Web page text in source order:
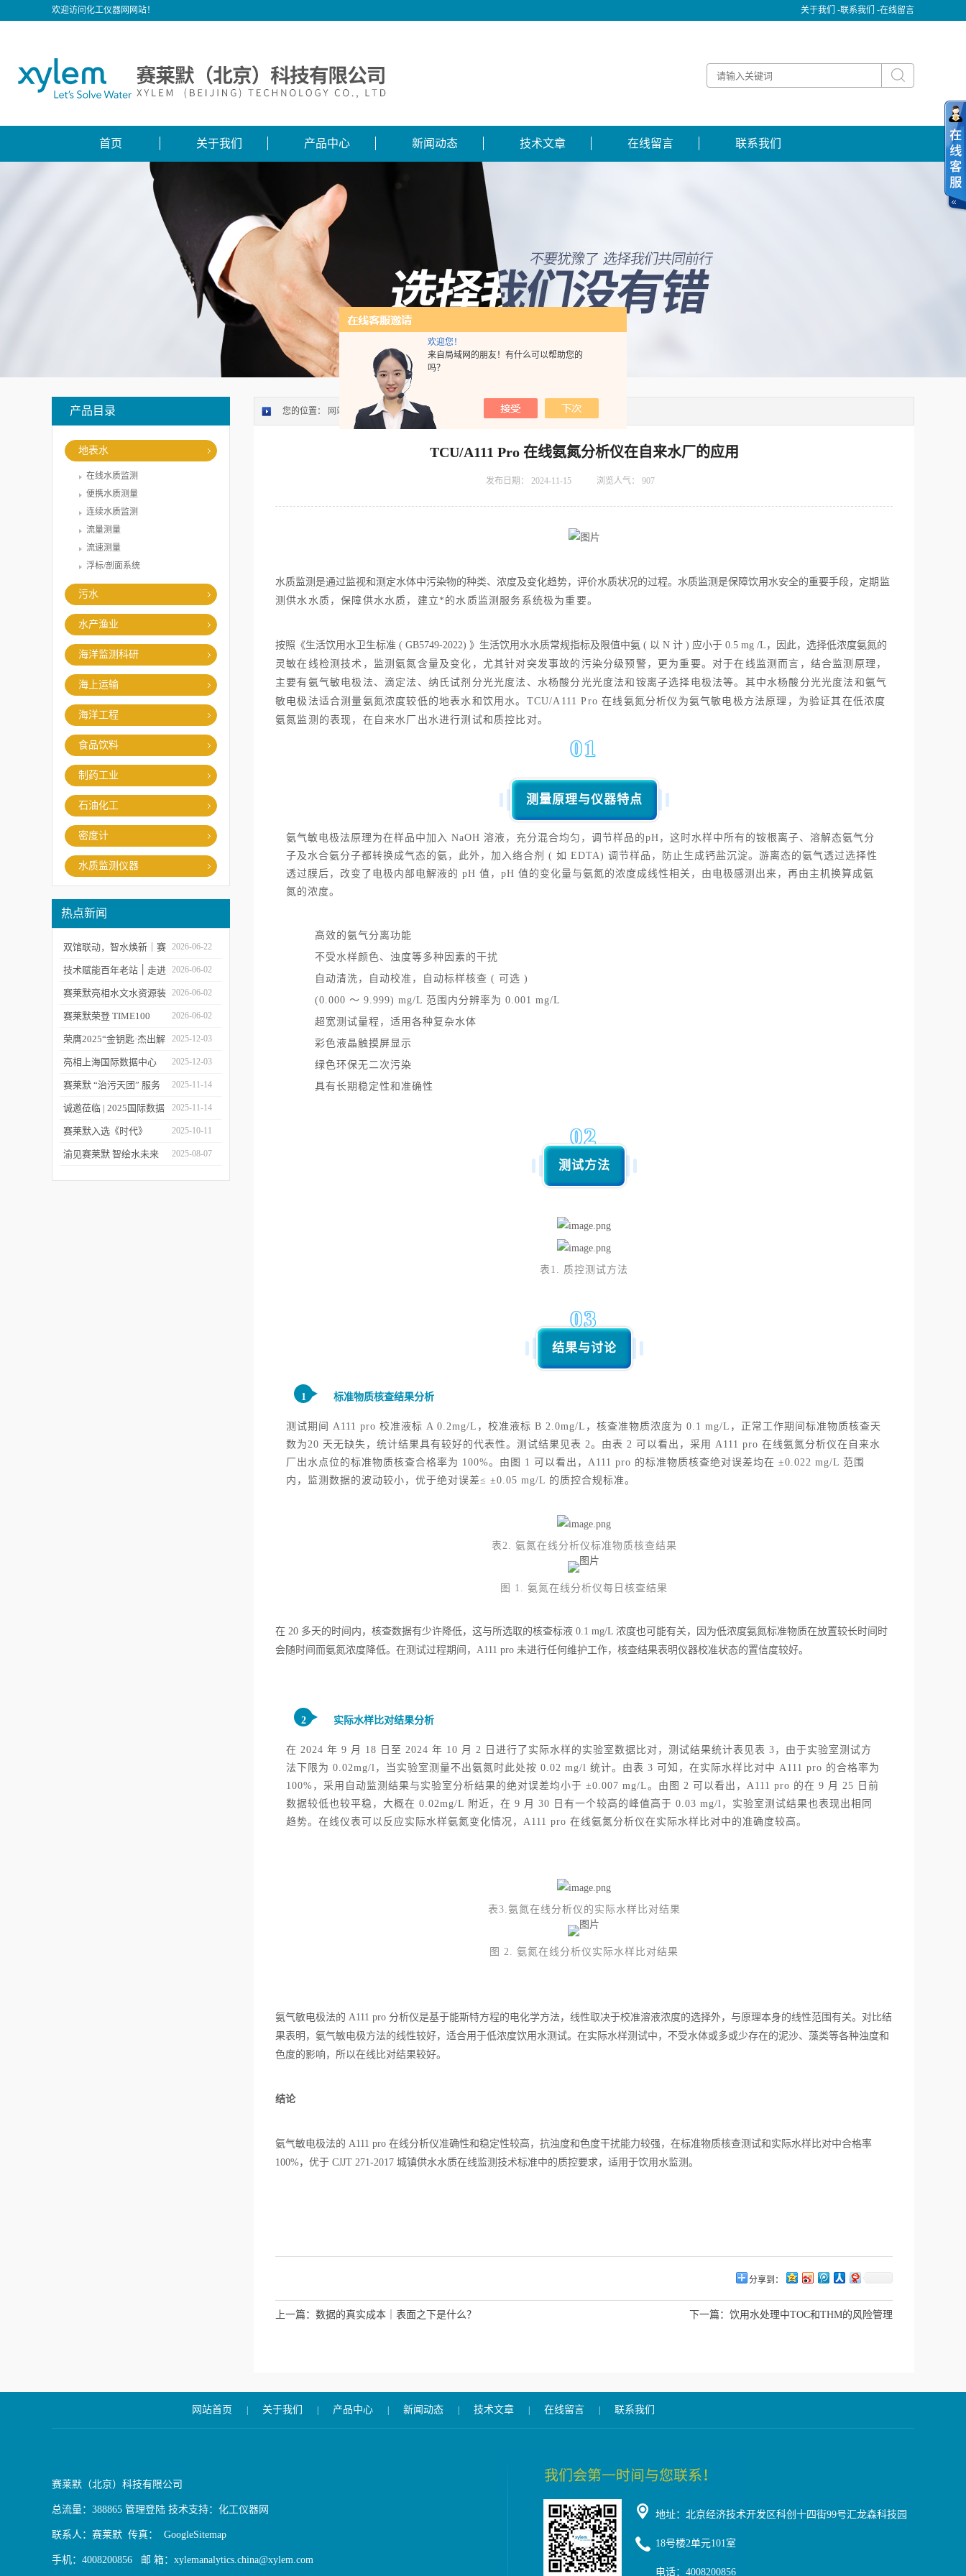
欢迎您！
来自局域网的朋友！有什么可以帮助您的
吗？
关于我们 -联系我们 -在线留言
欢迎访问化工仪器网网站！
首页 关于我们 产品中心 新闻动态 技术文章 在线留言 联系我们
产品目录
地表水
在线水质监测
便携水质测量
连续水质监测
流量测量
流速测量
浮标/剖面系统
污水
水产渔业
海洋监测科研
海上运输
海洋工程
食品饮料
制药工业
石油化工
密度计
水质监测仪器
热点新闻
双馆联动，智水焕新｜赛
莱默精彩亮相2026上海世
环会
2026-06-22
技术赋能百年老站 ׀ 走进
都江堰：从千年治水智慧
到现代水文监测
2026-06-02
赛莱默亮相水文水资源装
备展 | 以数字化和智能化
技术赋能水文现代化建设
2026-06-02
赛莱默荣登 TIME100
2026 全球百强影响力企
业榜单
2026-06-02
荣膺2025“金钥匙·杰出解
决方案”！赛莱默青少年
水教育行动，浇灌可持续
发展未来
2025-12-03
亮相上海国际数据中心
展！赛莱默助力AI时代数
智未来
2025-12-03
赛莱默 “治污天团” 服务
亚洲污水处理厂
2025-11-14
诚邀莅临 | 2025国际数据
中心展
2025-11-14
赛莱默入选《时代》
“2025全球最佳公司”榜单
2025-10-11
渝见赛莱默 智绘水未来 2025-08-07
您的位置： 网站首页>>技术文章>> TCU/A111 Pro 在线氨氮分析仪在自来水厂的应用
TCU/A111 Pro 在线氨氮分析仪在自来水厂的应用
发布日期： 2024-11-15 浏览人气： 907
水质监测是通过监视和测定水体中污染物的种类、浓度及变化趋势，评价水质状况的过程。水质监测是保障饮用水安全的重要手段，定期监
测供水水质，保障供水水质，建立*的水质监测服务系统极为重要。
按照《生活饮用水卫生标准 ( GB5749-2022) 》生活饮用水水质常规指标及限值中氨 ( 以 N 计 ) 应小于 0.5 mg /L，因此，选择低浓度氨氮的
灵敏在线检测技术，监测氨氮含量及变化，尤其针对突发事故的污染分级预警，更为重要。对于在线监测而言，结合监测原理，
主要有氨气敏电极法、滴定法、纳氏试剂分光光度法、水杨酸分光光度法和铵离子选择电极法等。其中水杨酸分光光度法和氨气
敏电极法适合测量氨氮浓度较低的地表水和饮用水。TCU/A111 Pro 在线氨氮分析仪为氨气敏电极方法原理，为验证其在低浓度
氨氮监测的表现，在 自来水厂出水进行测试和质控比对。
01
测量原理与仪器特点
氨气敏电极法原理为在样品中加入 NaOH 溶液，充分混合均匀，调节样品的pH，这时水样中所有的铵根离子、溶解态氨气分
子及水合氨分子都转换成气态的氨，此外，加入络合剂 ( 如 EDTA) 调节样品，防止生成钙盐沉淀。游离态的氨气透过选择性
透过膜后，改变了电极内部电解液的 pH 值，pH 值的变化量与氨氮的浓度成线性相关，由电极感测出来，再由主机换算成氨
氮的浓度。
高效的氨气分离功能
不受水样颜色、浊度等多种因素的干扰
自动清洗，自动校准，自动标样核查 ( 可选 )
(0.000 ～ 9.999) mg/L 范围内分辨率为 0.001 mg/L
超宽测试量程，适用各种复杂水体
彩色液晶触摸屏显示
绿色环保无二次污染
具有长期稳定性和准确性
02
测试方法
表1. 质控测试方法
03
结果与讨论
1 标准物质核查结果分析
测试期间 A111 pro 校准液标 A 0.2mg/L，校准液标 B 2.0mg/L，核查准物质浓度为 0.1 mg/L，正常工作期间标准物质核查天
数为20 天无缺失，统计结果具有较好的代表性。测试结果见表 2。由表 2 可以看出，采用 A111 pro 在线氨氮分析仪在自来水
厂出水点位的标准物质核查合格率为 100%。由图 1 可以看出，A111 pro 的标准物质核查绝对误差均在 ±0.022 mg/L 范围
内，监测数据的波动较小，优于绝对误差≤ ±0.05 mg/L 的质控合规标准。
表2. 氨氮在线分析仪标准物质核查结果
图 1. 氨氮在线分析仪每日核查结果
在 20 多天的时间内，核查数据有少许降低，这与所选取的核查标液 0.1 mg/L 浓度也可能有关，因为低浓度氨氮标准物质在放置较长时间时
会随时间而氨氮浓度降低。在测试过程期间，A111 pro 未进行任何维护工作，核查结果表明仪器校准状态的置信度较好。
2 实际水样比对结果分析
在 2024 年 9 月 18 日至 2024 年 10 月 2 日进行了实际水样的实验室数据比对，测试结果统计表见表 3，由于实验室测试方
法下限为 0.02mg/l，当实验室测量不出氨氮时此处按 0.02 mg/l 统计。由表 3 可知，在实际水样比对中 A111 pro 的合格率为
100%，采用自动监测结果与实验室分析结果的绝对误差均小于 ±0.007 mg/L。由图 2 可以看出，A111 pro 的在 9 月 25 日前
数据较低也较平稳，大概在 0.02mg/L 附近，在 9 月 30 日有一个较高的峰值高于 0.03 mg/l，实验室测试结果也表现出相同
趋势。在线仪表可以反应实际水样氨氮变化情况，A111 pro 在线氨氮分析仪在实际水样比对中的准确度较高。
表3.氨氮在线分析仪的实际水样比对结果
图 2. 氨氮在线分析仪实际水样比对结果
氨气敏电极法的 A111 pro 分析仪是基于能斯特方程的电化学方法，线性取决于校准溶液浓度的选择外，与原理本身的线性范围有关。对比结
果表明，氨气敏电极方法的线性较好，适合用于低浓度饮用水测试。在实际水样测试中，不受水体或多或少存在的泥沙、藻类等各种浊度和
色度的影响，所以在线比对结果较好。
结论
氨气敏电极法的 A111 pro 在线分析仪准确性和稳定性较高，抗浊度和色度干扰能力较强，在标准物质核查测试和实际水样比对中合格率
100%，优于 CJJT 271-2017 城镇供水水质在线监测技术标准中的质控要求，适用于饮用水监测。
分享到：
上一篇： 数据的真实成本｜表面之下是什么？ 下一篇： 饮用水处理中TOC和THM的风险管理
网站首页 关于我们 产品中心 新闻动态 技术文章 在线留言 联系我们
赛莱默（北京）科技有限公司
总流量：388865 管理登陆 技术支持： 化工仪器网
联系人：赛莱默 传真： GoogleSitemap
手机：4008200856 邮 箱：xylemanalytics.china@xylem.com
地址：北京经济技术开发区科创十四街99号汇龙森科技园
18号楼2单元101室
电话：4008200856